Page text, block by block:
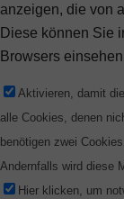
anzeigen, die von
Diese können Sie
Browsers
Aktivieren, damit
alle Cookies, denen
benötigen zwei
Andernfalls wird diese
Hier klicken, um